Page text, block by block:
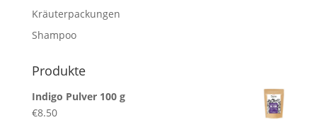
Kräuterpackungen
Shampoo
Produkte
Indigo Pulver 100 g
€8.50